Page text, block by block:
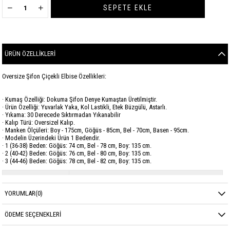
ÜRÜN ÖZELLIKLERI
Oversize Şifon Çiçekli Elbise Özellikleri:
· Kumaş Özelliği: Dokuma Şifon Denye Kumaştan Üretilmiştir.
· Ürün Özelliği: Yuvarlak Yaka, Kol Lastikli, Etek Büzgülü, Astarlı.
· Yıkama: 30 Derecede Sıktırmadan Yıkanabilir
· Kalıp Türü: Oversizel Kalıp.
· Manken Ölçüleri: Boy - 175cm, Göğüs - 85cm, Bel - 70cm, Basen - 95cm.
· Modelin Üzerindeki Ürün 1 Bedendir.
· 1 (36-38) Beden: Göğüs: 74 cm, Bel - 78 cm, Boy: 135 cm.
· 2 (40-42) Beden: Göğüs: 76 cm, Bel - 80 cm, Boy: 135 cm.
· 3 (44-46) Beden: Göğüs: 78 cm, Bel - 82 cm, Boy: 135 cm.
Sezon
Kumaş Cinsi
YORUMLAR(0)
ÖDEME SEÇENEKLERI